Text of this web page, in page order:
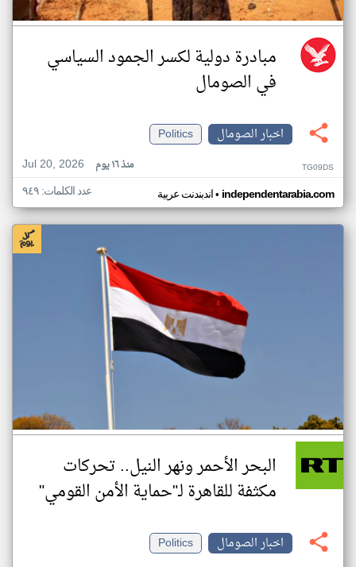
مبادرة دولية لكسر الجمود السياسي
في الصومال
اخبار الصومال
Politics
Jul 20, 2026
منذ ١٦ يوم TG09DS
اندبندنت عربية• independentarabia.com عدد الكلمات: ٩٤٩
البحر الأحمر ونهر النيل.. تحركات
مكثفة للقاهرة لـ"حماية الأمن القومي"
اخبار الصومال
Politics